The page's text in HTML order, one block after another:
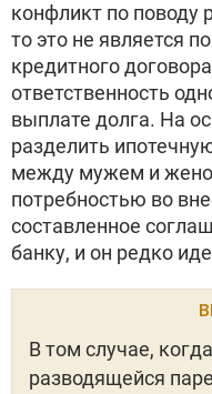
конфликт по поводу
то это не является
кредитного
ответственность
выплате долга. На
разделить
между мужем и
потребностью во
составленное
банку, и он редко
В том случае,
разводящейся